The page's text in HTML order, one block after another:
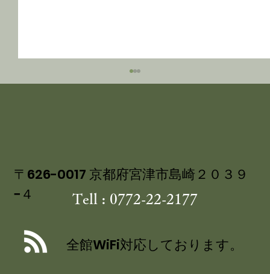
／舞鶴引揚記念館 企画展「ウズベキス
〒626-0017 京都府宮津市島崎２０３９
−４
Tell : 0772-22-2177
全館WiFi対応しております。